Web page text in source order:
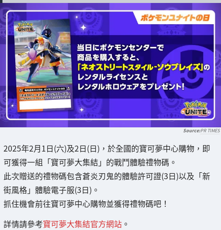
PR TIMES
2025年2月1日(六)及2日(日)，於全國的寶可夢中心購物，即
可獲得一組「寶可夢大集結」的戰鬥體驗禮物碼。
此次贈送的禮物碼包含蒼炎刃鬼的體驗許可證(3日)以及「新
街風格」體驗電子服(3日)。
抓住機會前往寶可夢中心購物並獲得禮物碼吧！
詳情請參考寶可夢大集結官方網站 。